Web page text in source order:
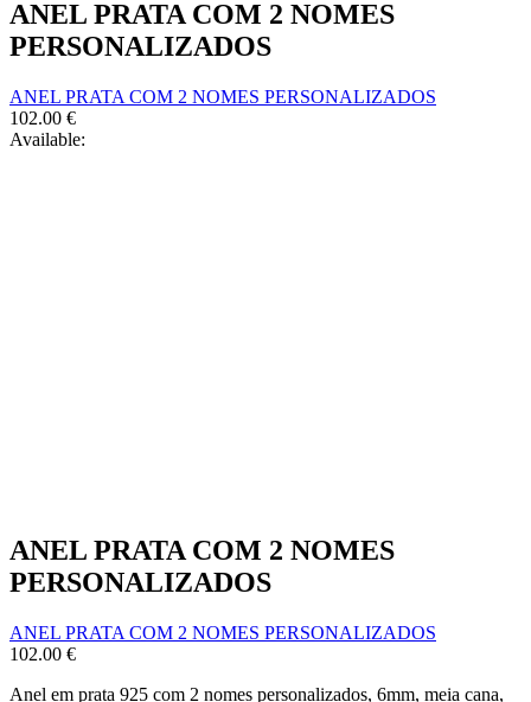
product
page
options
may
be
on
ANEL PRATA COM 2 NOMES
PERSONALIZADOS
ANEL PRATA COM 2 NOMES PERSONALIZADOS
102.00 €
Available:
ANEL PRATA COM 2 NOMES
PERSONALIZADOS
ANEL PRATA COM 2 NOMES PERSONALIZADOS
102.00 €
Anel em prata 925 com 2 nomes personalizados, 6mm, meia cana,